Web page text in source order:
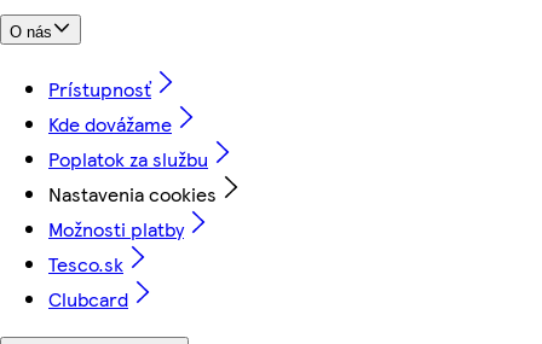
O nás
Prístupnosť
Kde dovážame
Poplatok za službu
Nastavenia cookies
Možnosti platby
Tesco.sk
Clubcard